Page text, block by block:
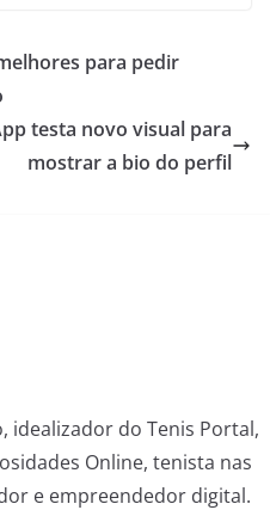
para pedir
testa novo visual para
mostrar a bio do perfil
idealizador do Tenis Portal,
Online, tenista nas
e empreendedor digital.